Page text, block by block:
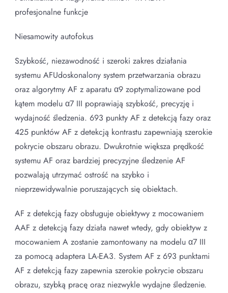
profesjonalne funkcje
Niesamowity autofokus
Szybkość, niezawodność i szeroki zakres działania
systemu AFUdoskonalony system przetwarzania obrazu
oraz algorytmy AF z aparatu α9 zoptymalizowane pod
kątem modelu α7 III poprawiają szybkość, precyzję i
wydajność śledzenia. 693 punkty AF z detekcją fazy oraz
425 punktów AF z detekcją kontrastu zapewniają szerokie
pokrycie obszaru obrazu. Dwukrotnie większa prędkość
systemu AF oraz bardziej precyzyjne śledzenie AF
pozwalają utrzymać ostrość na szybko i
nieprzewidywalnie poruszających się obiektach.
AF z detekcją fazy obsługuje obiektywy z mocowaniem
AAF z detekcją fazy działa nawet wtedy, gdy obiektyw z
mocowaniem A zostanie zamontowany na modelu α7 III
za pomocą adaptera LA-EA3. System AF z 693 punktami
AF z detekcją fazy zapewnia szerokie pokrycie obszaru
obrazu, szybką pracę oraz niezwykle wydajne śledzenie.